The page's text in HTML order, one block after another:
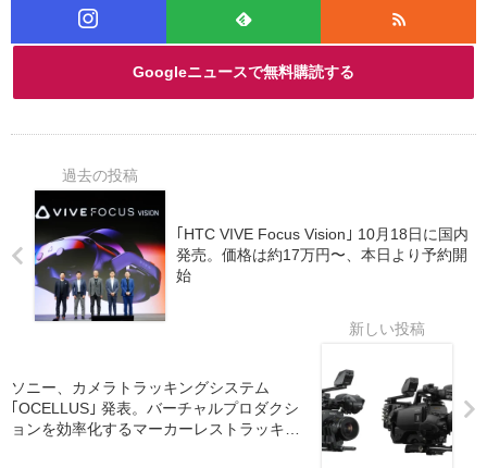
Googleニュースで無料購読する
｢HTC VIVE Focus Vision｣ 10月18日に国内
発売。価格は約17万円〜、本日より予約開
始
ソニー、カメラトラッキングシステム
｢OCELLUS｣ 発表。バーチャルプロダクシ
ョンを効率化するマーカーレストラッキン